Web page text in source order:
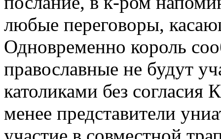
любые переговоры,
Одновременно король
православные не будут
католиками без согласия
менее представители